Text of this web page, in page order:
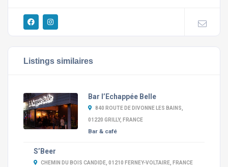
Listings similaires
Bar l’Echappée Belle
840 ROUTE DE DIVONNE LES BAINS,
01220 GRILLY, FRANCE
Bar & café
S’Beer
CHEMIN DU BOIS CANDIDE, 01210 FERNEY-VOLTAIRE, FRANCE